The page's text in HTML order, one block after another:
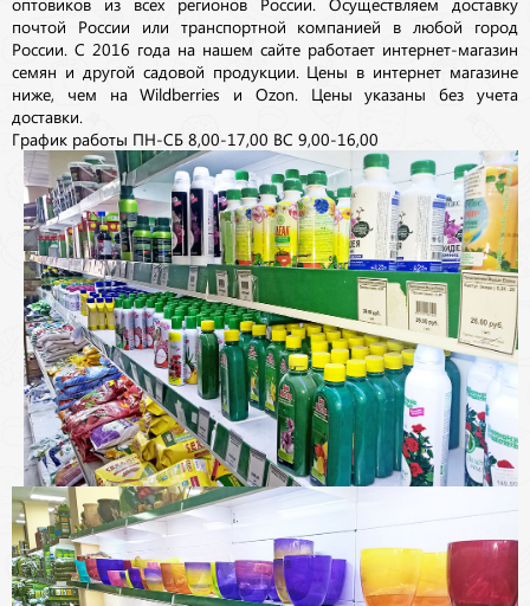
оптовиков из всех регионов России. Осуществляем доставку
почтой России или транспортной компанией в любой город
России. С 2016 года на нашем сайте работает интернет-магазин
семян и другой садовой продукции. Цены в интернет магазине
ниже, чем на Wildberries и Ozon. Цены указаны без учета
доставки.
График работы ПН-СБ 8,00-17,00 ВС 9,00-16,00